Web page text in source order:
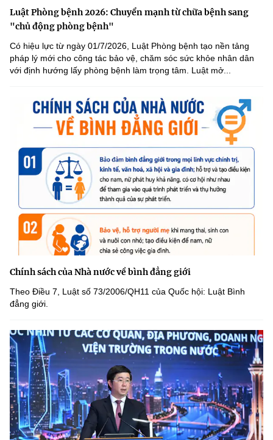
Luật Phòng bệnh 2026: Chuyển mạnh từ chữa bệnh sang
"chủ động phòng bệnh"
Có hiệu lực từ ngày 01/7/2026, Luật Phòng bệnh tạo nền tảng
pháp lý mới cho công tác bảo vệ, chăm sóc sức khỏe nhân dân
với định hướng lấy phòng bệnh làm trọng tâm. Luật mở...
Chính sách của Nhà nước về bình đẳng giới
Theo Điều 7, Luật số 73/2006/QH11 của Quốc hội: Luật Bình
đẳng giới.